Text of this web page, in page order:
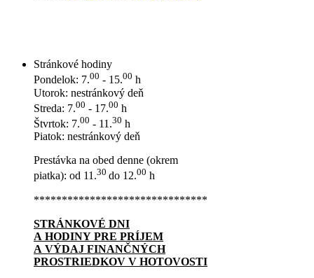
Stránkové hodiny
Pondelok: 7.00 - 15.00 h
Utorok: nestránkový deň
Streda: 7.00 - 17.00 h
Štvrtok: 7.00 - 11.30 h
Piatok: nestránkový deň
Prestávka na obed denne (okrem
piatka): od 11.30 do 12.00 h
*******************************
STRÁNKOVÉ DNI
A HODINY PRE PRÍJEM
A VÝDAJ FINANČNÝCH
PROSTRIEDKOV V HOTOVOSTI